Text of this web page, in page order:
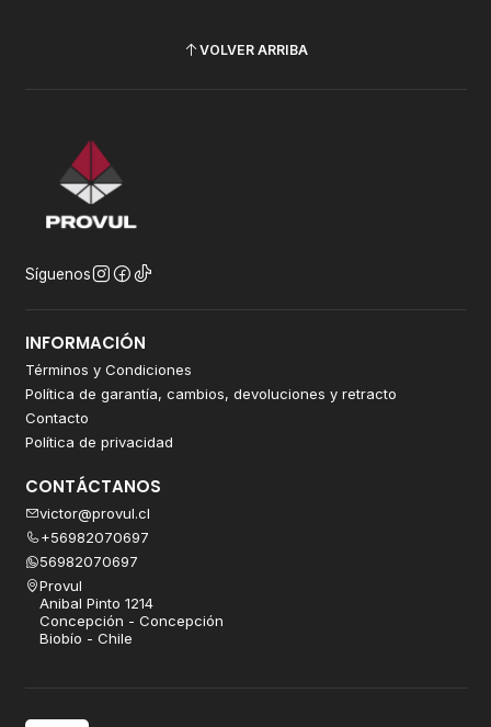
VOLVER ARRIBA
Síguenos
INFORMACIÓN
Términos y Condiciones
Política de garantía, cambios, devoluciones y retracto
Contacto
Política de privacidad
CONTÁCTANOS
victor@provul.cl
+56982070697
56982070697
Provul
Anibal Pinto 1214
Concepción - Concepción
Biobío - Chile